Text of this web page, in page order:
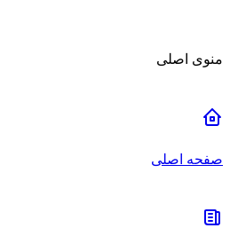
منوی اصلی
صفحه اصلی